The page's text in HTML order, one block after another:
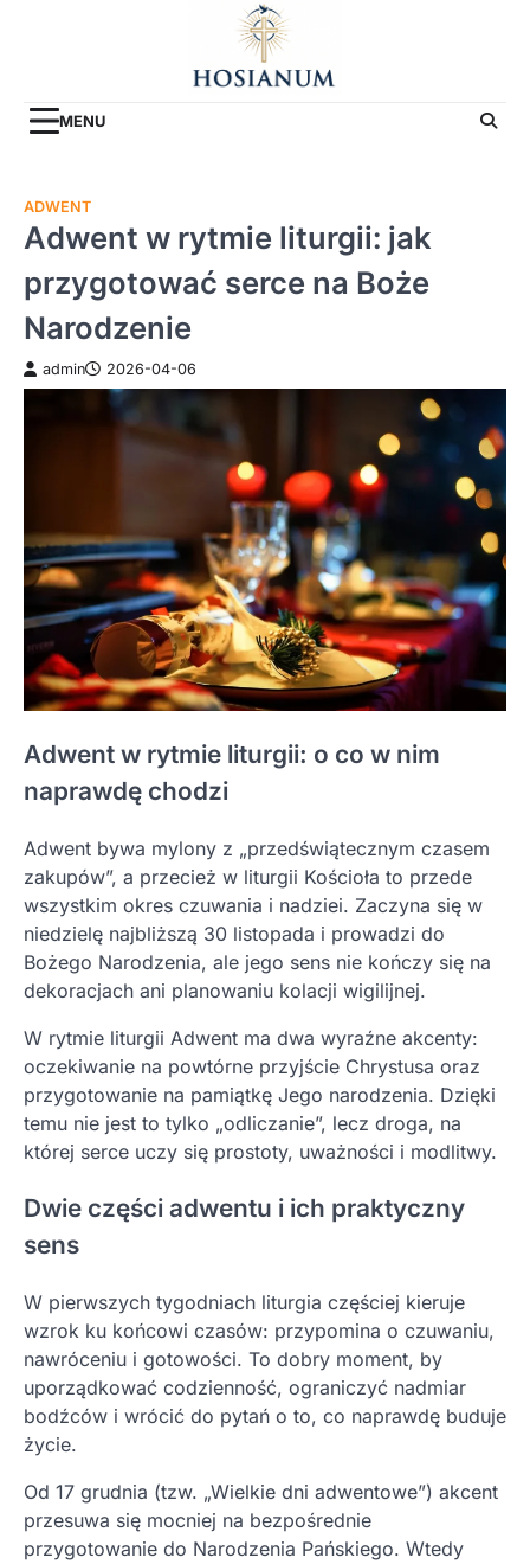
MENU
ADWENT
Adwent w rytmie liturgii: jak
przygotować serce na Boże
Narodzenie
admin 2026-04-06
Adwent w rytmie liturgii: o co w nim
naprawdę chodzi
Adwent bywa mylony z „przedświątecznym czasem
zakupów”, a przecież w liturgii Kościoła to przede
wszystkim okres czuwania i nadziei. Zaczyna się w
niedzielę najbliższą 30 listopada i prowadzi do
Bożego Narodzenia, ale jego sens nie kończy się na
dekoracjach ani planowaniu kolacji wigilijnej.
W rytmie liturgii Adwent ma dwa wyraźne akcenty:
oczekiwanie na powtórne przyjście Chrystusa oraz
przygotowanie na pamiątkę Jego narodzenia. Dzięki
temu nie jest to tylko „odliczanie”, lecz droga, na
której serce uczy się prostoty, uważności i modlitwy.
Dwie części adwentu i ich praktyczny
sens
W pierwszych tygodniach liturgia częściej kieruje
wzrok ku końcowi czasów: przypomina o czuwaniu,
nawróceniu i gotowości. To dobry moment, by
uporządkować codzienność, ograniczyć nadmiar
bodźców i wrócić do pytań o to, co naprawdę buduje
życie.
Od 17 grudnia (tzw. „Wielkie dni adwentowe”) akcent
przesuwa się mocniej na bezpośrednie
przygotowanie do Narodzenia Pańskiego. Wtedy